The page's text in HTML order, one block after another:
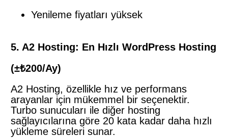
Yenileme fiyatları yüksek
5. A2 Hosting: En Hızlı WordPress Hosting
(±₺200/Ay)
A2 Hosting, özellikle hız ve performans
arayanlar için mükemmel bir seçenektir.
Turbo sunucuları ile diğer hosting
sağlayıcılarına göre 20 kata kadar daha hızlı
yükleme süreleri sunar.